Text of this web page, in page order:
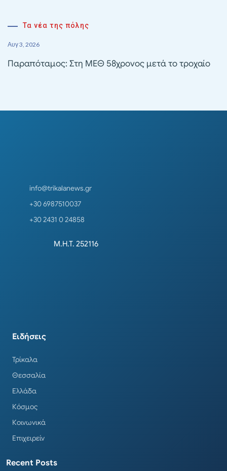
Τα νέα της πόλης
Αυγ 3, 2026
Παραπόταμος: Στη ΜΕΘ 58χρονος μετά το τροχαίο
info@trikalanews.gr
+30 6987510037
+30 2431 0 24858
Μ.Η.Τ. 252116
Ειδήσεις
Τρίκαλα
Θεσσαλία
Ελλάδα
Κόσμος
Κοινωνικά
Επιχειρείν
Recent Posts